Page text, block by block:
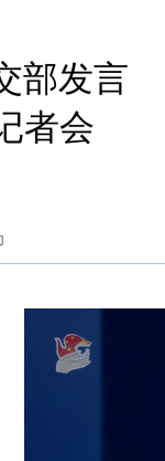
部发言
者会